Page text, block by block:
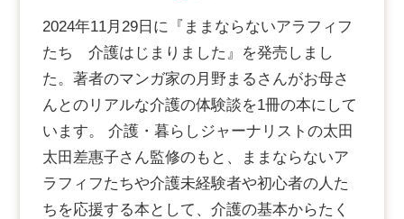
利用者の声
WEB勤怠
支店連絡先一覧
2024年11月29日に『ままならないアラフィフ
たち 介護はじまりました』を発売しまし
た。著者のマンガ家の月野まるさんがお母さ
んとのリアルな介護の体験談を1冊の本にして
います。 介護・暮らしジャーナリストの太田
太田差惠子さん監修のもと、ままならないア
ラフィフたちや介護未経験者や初心者の人た
ちを応援する本として、介護の基本からたく